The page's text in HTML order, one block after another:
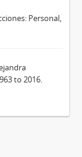
Personal,
to 2016.